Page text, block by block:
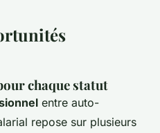
chaque statut
entre auto-
repose sur plusieurs